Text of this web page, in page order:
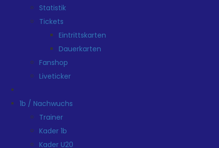
Statistik
Tickets
Eintrittskarten
Dauerkarten
Fanshop
Liveticker
1b / Nachwuchs
Trainer
Kader 1b
Kader U20